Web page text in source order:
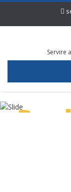
Servire
Per